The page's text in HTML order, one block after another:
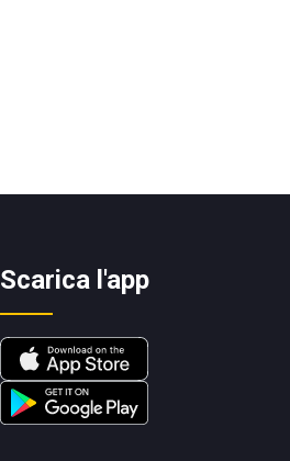
Scarica l'app